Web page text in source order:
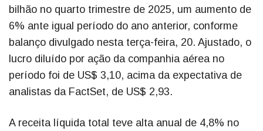
bilhão no quarto trimestre de 2025, um aumento de
6% ante igual período do ano anterior, conforme
balanço divulgado nesta terça-feira, 20. Ajustado, o
lucro diluído por ação da companhia aérea no
período foi de US$ 3,10, acima da expectativa de
analistas da FactSet, de US$ 2,93.
A receita líquida total teve alta anual de 4,8% no